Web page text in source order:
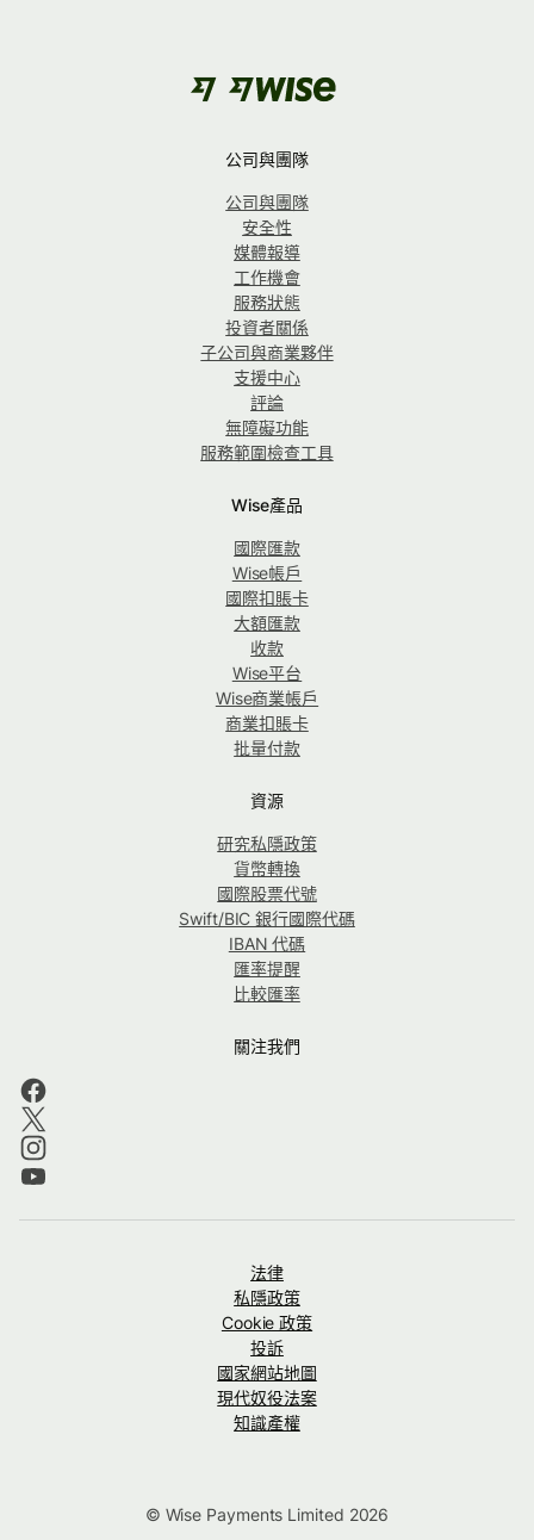
公司與團隊
公司與團隊
安全性
媒體報導
工作機會
服務狀態
投資者關係
子公司與商業夥伴
支援中心
評論
無障礙功能
服務範圍檢查工具
Wise產品
國際匯款
Wise帳戶
國際扣賬卡
大額匯款
收款
Wise平台
Wise商業帳戶
商業扣賬卡
批量付款
資源
研究私隱政策
貨幣轉換
國際股票代號
Swift/BIC 銀行國際代碼
IBAN 代碼
匯率提醒
比較匯率
關注我們
法律
私隱政策
Cookie 政策
投訴
國家網站地圖
現代奴役法案
知識產權
© Wise Payments Limited 2026